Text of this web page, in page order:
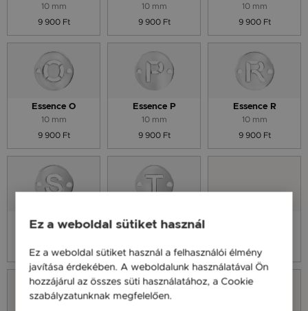
10 mm
9 900 Ft
10 mm
9 900 Ft
10 mm
9 900 Ft
Essence O
10 mm
9 900 Ft
Essence P
10 mm
9 900 Ft
Essence R
10 mm
9 900 Ft
Essence S
9 900 Ft
Essence T
9 900 Ft
9 900 Ft
Ez a weboldal sütiket használ
Ez a weboldal sütiket használ a felhasználói élmény
javítása érdekében. A weboldalunk használatával Ön
hozzájárul az összes süti használatához, a Cookie
szabályzatunknak megfelelően.